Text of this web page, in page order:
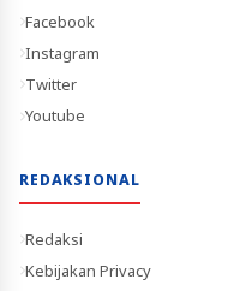
Facebook
Instagram
Twitter
Youtube
REDAKSIONAL
Redaksi
Kebijakan Privacy